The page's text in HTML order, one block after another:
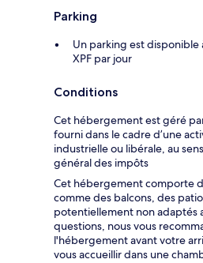
Parking
Un parking est
XPF par jour
Conditions
Cet hébergement est géré
fourni dans le cadre d’une
industrielle ou libérale, au
général des impôts
Cet hébergement comporte
comme des balcons, des
potentiellement non adaptés
questions, nous vous
l'hébergement avant votre
vous accueillir dans une